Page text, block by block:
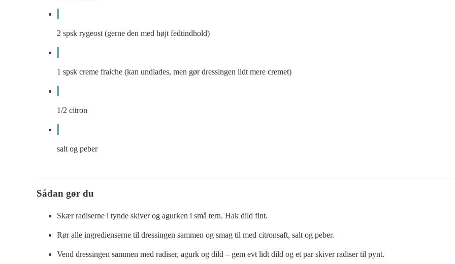
2 spsk rygeost (gerne den med højt fedtindhold)
1 spsk creme fraiche (kan undlades, men gør dressingen lidt mere cremet)
1/2 citron
salt og peber
Sådan gør du
Skær radiserne i tynde skiver og agurken i små tern. Hak dild fint.
Rør alle ingredienserne til dressingen sammen og smag til med citronsaft, salt og peber.
Vend dressingen sammen med radiser, agurk og dild – gem evt lidt dild og et par skiver radiser til pynt.